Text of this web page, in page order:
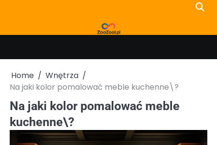
Home
Wnętrza
Na jaki kolor pomalować meble kuchenne\?
Na jaki kolor pomalować meble
kuchenne\?